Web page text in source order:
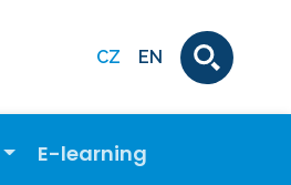
CZ EN
E-learning